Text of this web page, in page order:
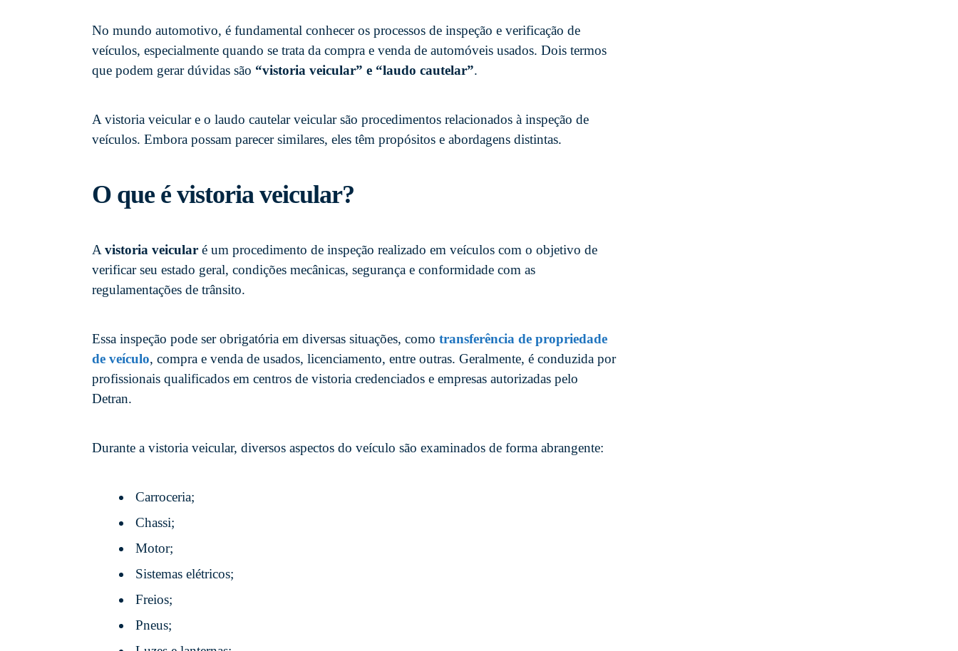
No mundo automotivo, é fundamental conhecer os processos de inspeção e verificação de
veículos, especialmente quando se trata da compra e venda de automóveis usados. Dois termos
que podem gerar dúvidas são “vistoria veicular” e “laudo cautelar”.
A vistoria veicular e o laudo cautelar veicular são procedimentos relacionados à inspeção de
veículos. Embora possam parecer similares, eles têm propósitos e abordagens distintas.
O que é vistoria veicular?
A vistoria veicular é um procedimento de inspeção realizado em veículos com o objetivo de
verificar seu estado geral, condições mecânicas, segurança e conformidade com as
regulamentações de trânsito.
Essa inspeção pode ser obrigatória em diversas situações, como transferência de propriedade
de veículo, compra e venda de usados, licenciamento, entre outras. Geralmente, é conduzida por
profissionais qualificados em centros de vistoria credenciados e empresas autorizadas pelo
Detran.
Durante a vistoria veicular, diversos aspectos do veículo são examinados de forma abrangente:
Carroceria;
Chassi;
Motor;
Sistemas elétricos;
Freios;
Pneus;